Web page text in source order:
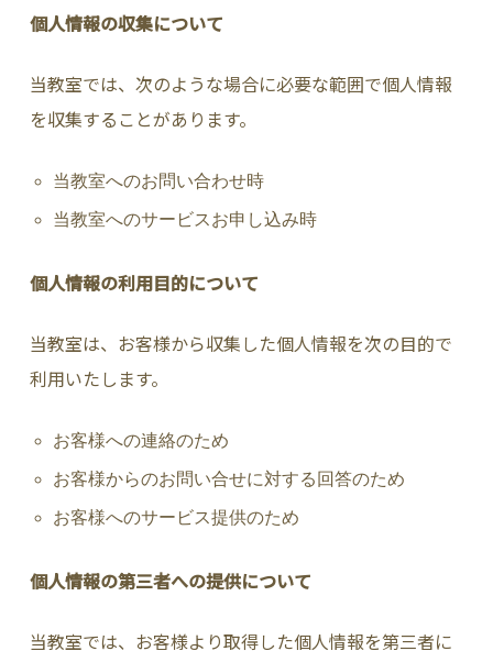
個人情報の収集について
当教室では、次のような場合に必要な範囲で個人情報
を収集することがあります。
当教室へのお問い合わせ時
当教室へのサービスお申し込み時
個人情報の利用目的について
当教室は、お客様から収集した個人情報を次の目的で
利用いたします。
お客様への連絡のため
お客様からのお問い合せに対する回答のため
お客様へのサービス提供のため
個人情報の第三者への提供について
当教室では、お客様より取得した個人情報を第三者に